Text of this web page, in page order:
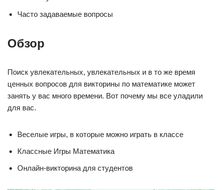
Часто задаваемые вопросы
Обзор
Поиск увлекательных, увлекательных и в то же время
ценных вопросов для викторины по математике может
занять у вас много времени. Вот почему мы все уладили
для вас.
Веселые игры, в которые можно играть в классе
Классные Игры Математика
Онлайн-викторина для студентов